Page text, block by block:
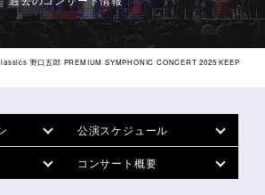
野口五郎 PREMIUM SYMPHONIC CONCERT 2025 KEEP
公演スケジュール
コンサート概要